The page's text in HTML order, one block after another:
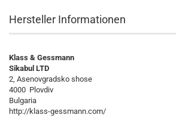
Hersteller Informationen
Klass & Gessmann
Sikabul LTD
2, Asenovgradsko shose
4000 Plovdiv
Bulgaria
http://klass-gessmann.com/